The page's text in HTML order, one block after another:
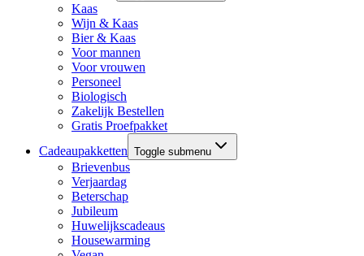
Kaas
Wijn & Kaas
Bier & Kaas
Voor mannen
Voor vrouwen
Personeel
Biologisch
Zakelijk Bestellen
Gratis Proefpakket
Cadeaupakketten Toggle submenu
Brievenbus
Verjaardag
Beterschap
Jubileum
Huwelijkscadeaus
Housewarming